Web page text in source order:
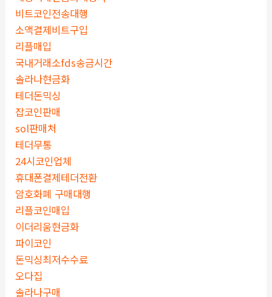
비트코인전송대행
소액결제비트구입
리플매입
국내거래소fds송금시간
솔라나현금화
테더돈믹싱
잡코인판매
sol판매처
테더무통
24시코인업체
휴대폰결제테더전환
암호화폐 구매대행
리플코인매입
이더리움현금화
파이코인
돈믹싱최저수수료
오다집
솔라나구매